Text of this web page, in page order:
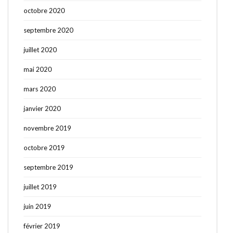
octobre 2020
septembre 2020
juillet 2020
mai 2020
mars 2020
janvier 2020
novembre 2019
octobre 2019
septembre 2019
juillet 2019
juin 2019
février 2019